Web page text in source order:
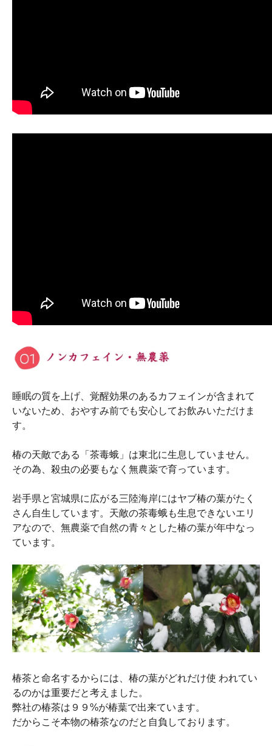
睡眠の質を上げ、覚醒効果のあるカフェインが含まれて
いないため、おやすみ前でも安心してお飲みいただけま
す。
椿の天敵である「茶毒蛾」は東北に生息していません。
その為、殺虫の必要もなく無農薬で育っています。
岩手県と宮城県に広がる三陸海岸にはヤブ椿の葉がたく
さん自生しています。天敵の茶毒蛾も生息できないエリ
アなので、無農薬で自然の青々とした椿の葉が年中なっ
ています。
椿茶と命名するからには、椿の葉がどれだけ使 われてい
るのかは重要だと考えました。
弊社の椿茶は９９%が椿葉で出来ています。
だからこそ本物の椿茶なのだと自負しております。